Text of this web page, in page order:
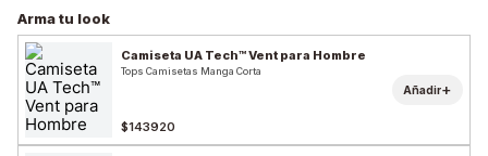
Arma tu look
Camiseta UA Tech™ Vent para Hombre
Tops Camisetas Manga Corta
$143920
Añadir+